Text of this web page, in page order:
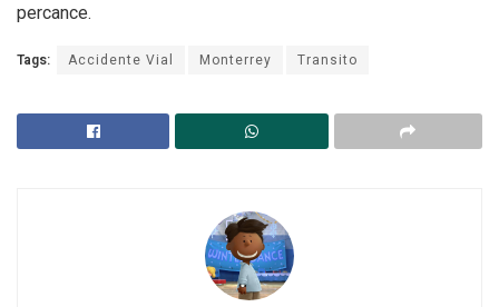
percance.
Tags: Accidente Vial Monterrey Transito